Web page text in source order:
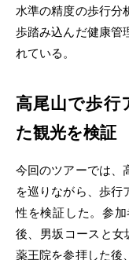
水準の精度の歩行分
歩踏み込んだ健康管
れている。
高尾山で歩行
た観光を検証
今回のツアーでは、
を巡りながら、歩行
性を検証した。参
後、男坂コースと女
薬王院を参拝した後